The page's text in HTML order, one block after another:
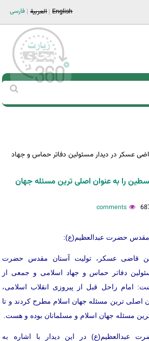
فارسی العربية English
عسکر در دیدار مسئولین دفاتر حماس و جهاد
را به عنوان اصلی ترین مسئله جهان
مقدس حضرت عبدالعظیم(ع):
قاضی عسکر، تولیت آستان مقدس حضرت
دفاتر حماس و جهاد اسلامی و جمعی از
امام راحل قبل از پیروزی انقلاب اسلامی،
اصلی ترین مسئله جهان اسلام مطرح کردند و تا
مسئله جهان اسلام و مسلمانان بوده و هست.
عبدالعظیم(ع) در این دیدار با اشاره به